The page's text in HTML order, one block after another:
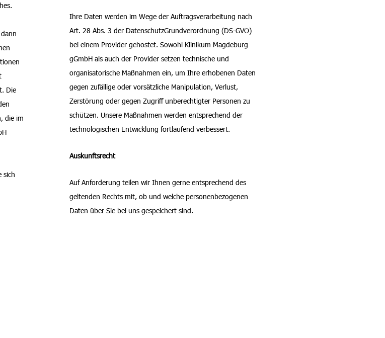
Die
die im
sich
Ihre Daten werden im Wege der Auftragsverarbeitung nach
Art. 28 Abs. 3 der DatenschutzGrundverordnung (DS-GVO)
bei einem Provider gehostet. Sowohl Klinikum Magdeburg
gGmbH als auch der Provider setzen technische und
organisatorische Maßnahmen ein, um Ihre erhobenen Daten
gegen zufällige oder vorsätzliche Manipulation, Verlust,
Zerstörung oder gegen Zugriff unberechtigter Personen zu
schützen. Unsere Maßnahmen werden entsprechend der
technologischen Entwicklung fortlaufend verbessert.
Auskunftsrecht
Auf Anforderung teilen wir Ihnen gerne entsprechend des
geltenden Rechts mit, ob und welche personenbezogenen
Daten über Sie bei uns gespeichert sind.